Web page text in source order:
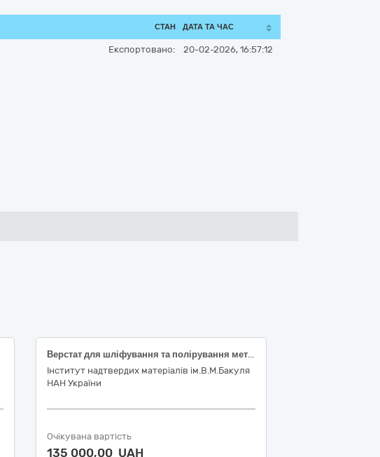
СТАН ДАТА ТА ЧАС
Експортовано: 20-02-2026, 16:57:12
Верстат для шліфування та полірування металографічних зразків
Інститут надтвердих матеріалів ім.В.М.Бакуля
НАН України
Очікувана вартість
135 000,00 UAH